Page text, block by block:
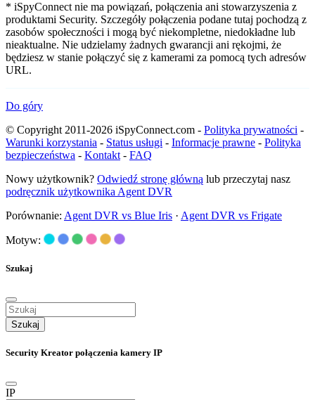
* iSpyConnect nie ma powiązań, połączenia ani stowarzyszenia z
produktami Security. Szczegóły połączenia podane tutaj pochodzą z
zasobów społeczności i mogą być niekompletne, niedokładne lub
nieaktualne. Nie udzielamy żadnych gwarancji ani rękojmi, że
będziesz w stanie połączyć się z kamerami za pomocą tych adresów
URL.
Do góry
© Copyright 2011-2026 iSpyConnect.com - Polityka prywatności -
Warunki korzystania - Status usługi - Informacje prawne - Polityka
bezpieczeństwa - Kontakt - FAQ
Nowy użytkownik? Odwiedź stronę główną lub przeczytaj nasz
podręcznik użytkownika Agent DVR
Porównanie: Agent DVR vs Blue Iris · Agent DVR vs Frigate
Motyw:
Szukaj
Szukaj
Security Kreator połączenia kamery IP
IP